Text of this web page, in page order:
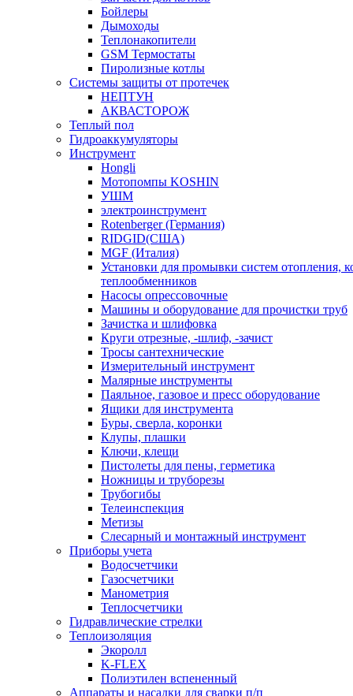
Бойлеры
Дымоходы
Теплонакопители
GSM Термостаты
Пиролизные котлы
Системы защиты от протечек
НЕПТУН
АКВАСТОРОЖ
Теплый пол
Гидроаккумуляторы
Инструмент
Hongli
Мотопомпы KOSHIN
УШМ
электроинструмент
Rotenberger (Германия)
RIDGID(США)
MGF (Италия)
Установки для промывки систем отопления,
теплообменников
Насосы опрессовочные
Машины и оборудование для прочистки труб
Зачистка и шлифовка
Круги отрезные, -шлиф, -зачист
Тросы сантехнические
Измерительный инструмент
Малярные инструменты
Паяльное, газовое и пресс оборудование
Ящики для инструмента
Буры, сверла, коронки
Клупы, плашки
Ключи, клещи
Пистолеты для пены, герметика
Ножницы и труборезы
Трубогибы
Телеинспекция
Метизы
Слесарный и монтажный инструмент
Приборы учета
Водосчетчики
Газосчетчики
Манометрия
Теплосчетчики
Гидравлические стрелки
Теплоизоляция
Экоролл
K-FLEX
Полиэтилен вспененный
Аппараты и насадки для сварки п/п